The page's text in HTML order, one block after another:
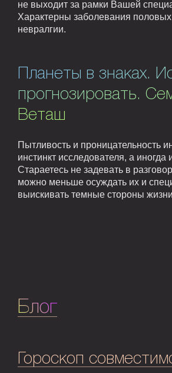
не выходит за рамки Вашей
Характерны заболевания половых
невралгии.
Планеты в знаках.
прогнозировать.
Веташ
Пытливость и проницательность
инстинкт исследователя, а иногда
Стараетесь не задевать в
можно меньше осуждать их и
выискивать темные стороны
Блог
Гороскоп